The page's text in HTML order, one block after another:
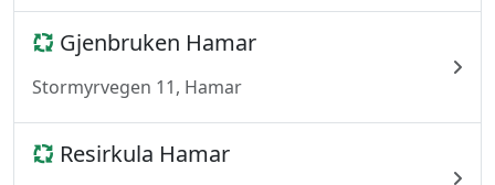
Gjenbruken Hamar
Stormyrvegen 11, Hamar
Resirkula Hamar